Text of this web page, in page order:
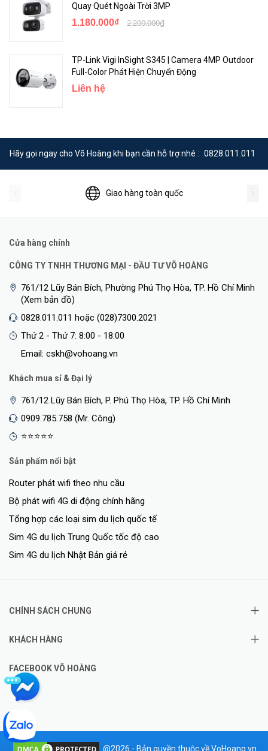
<Hotline: 0828.011.011 - (028)7300.2021 - VoHoang.vn>
Quay Quét Ngoài Trời 3MP
1.180.000₫ 2.200.000₫
TP-Link Vigi InSight S345 | Camera 4MP Outdoor
Full-Color Phát Hiện Chuyển Động
Liên hệ
Hãy gọi ngay cho Võ Hoàng khi bạn cần hỗ trợ nhé : 0828.011.011
Giao hàng toàn quốc
Cửa hàng chính
CÔNG TY TNHH THƯƠNG MẠI - ĐẦU TƯ VÕ HOÀNG
761/12 Lũy Bán Bích, Phường Phú Thọ Hòa, TP. Hồ Chí Minh
(Xem bản đồ)
0828.011.011 hoặc (028)7300.2021
Thứ 2 - Thứ 7: 8:00 - 18:00
Email: cskh@vohoang.vn
Khách mua sỉ & Đại lý
761/12 Lũy Bán Bích, P. Phú Thọ Hòa, TP. Hồ Chí Minh
0909.785.758 (Mr. Công)
⭐⭐⭐⭐⭐
Sản phẩm nổi bật
Router phát wifi theo nhu cầu
Bộ phát wifi 4G di động chính hãng
Tổng hợp các loại sim du lịch quốc tế
Sim 4G du lịch Trung Quốc tốc độ cao
Sim 4G du lịch Nhật Bản giá rẻ
CHÍNH SÁCH CHUNG
KHÁCH HÀNG
FACEBOOK VÕ HOÀNG
@2026 - Bản quyền thuộc về VoHoang.vn